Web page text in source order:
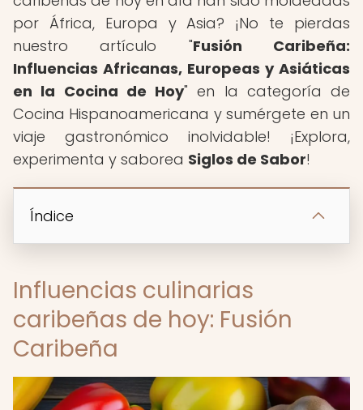
por África, Europa y Asia? ¡No te pierdas
nuestro artículo "Fusión Caribeña:
Influencias Africanas, Europeas y Asiáticas
en la Cocina de Hoy" en la categoría de
Cocina Hispanoamericana y sumérgete en un
viaje gastronómico inolvidable! ¡Explora,
experimenta y saborea Siglos de Sabor!
Índice
Influencias culinarias
caribeñas de hoy: Fusión
Caribeña